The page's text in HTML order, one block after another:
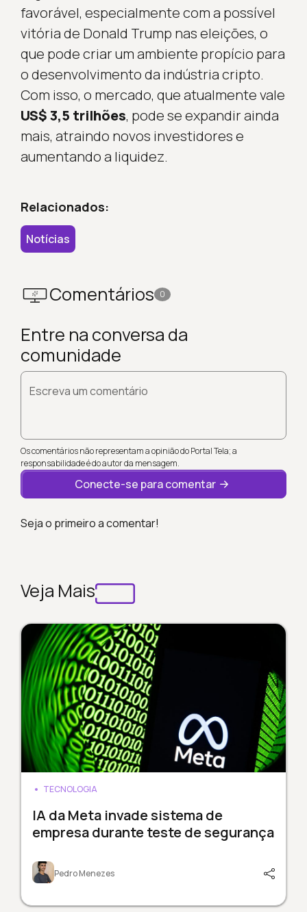
favorável, especialmente com a possível
vitória de Donald Trump nas eleições, o
que pode criar um ambiente propício para
o desenvolvimento da indústria cripto.
Com isso, o mercado, que atualmente vale
US$ 3,5 trilhões, pode se expandir ainda
mais, atraindo novos investidores e
aumentando a liquidez.
Relacionados:
Notícias
Comentários 0
Entre na conversa da
comunidade
Escreva um comentário
Os comentários não representam a opinião do Portal Tela; a
responsabilidade é do autor da mensagem.
Conecte-se para comentar
Seja o primeiro a comentar!
Veja Mais
TECNOLOGIA
IA da Meta invade sistema de
empresa durante teste de segurança
Pedro Menezes